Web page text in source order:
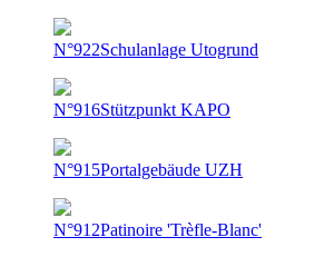
N°922Schulanlage Utogrund
N°916Stützpunkt KAPO
N°915Portalgebäude UZH
N°912Patinoire 'Trèfle-Blanc'